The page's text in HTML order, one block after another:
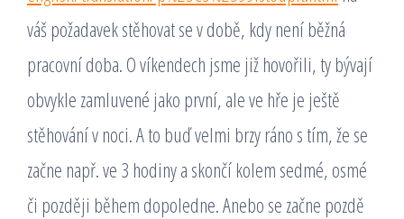
váš požadavek stěhovat se v době, kdy není běžná
pracovní doba. O víkendech jsme již hovořili, ty bývají
obvykle zamluvené jako první, ale ve hře je ještě
stěhování v noci. A to buď velmi brzy ráno s tím, že se
začne např. ve 3 hodiny a skončí kolem sedmé, osmé
či později během dopoledne. Anebo se začne pozdě